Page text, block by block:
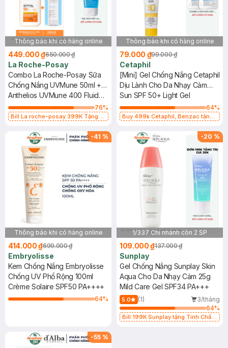
Thông báo khi có hàng online
449.000 ₫650.000 ₫
La Roche-Posay
Combo La Roche-Posay Sữa
Chống Nắng UVMune 50ml +
Nước Tẩy Trang Da Nhạy Cảm
50ml
Anthelios UVMune 400 Fluide
Invisible Fluid SPF50+ &
Micellar Water Ultra Sensitive
76%
Bill La roche-posay 399K Tặng
(SL có hạn)
Thông báo khi có hàng online
79.000 ₫99.000 ₫
Cetaphil
[Mini] Gel Chống Nắng Cetaphil
Dịu Lành Cho Da Nhạy Cảm
10ml
Sun SPF 50+ Light Gel
64%
Buy 499k Cetaphil, Benzac tặng
-41 %
Thông báo khi có hàng online
414.000 ₫699.000 ₫
Embryolisse
Kem Chống Nắng Embryolisse
Chống UV Phổ Rộng 100ml
Crème Solaire SPF50 PA++++
64%
-20 %
1/337 Chi nhánh còn 2 SP
109.000 ₫137.000 ₫
Sunplay
Gel Chống Nắng Sunplay Skin
Aqua Cho Da Nhạy Cảm 25g
Mild Care Gel SPF34 PA+++
5.0 (1)
3/tháng
64%
Bill 199K Sunplay tặng Tinh Chất
-55 %